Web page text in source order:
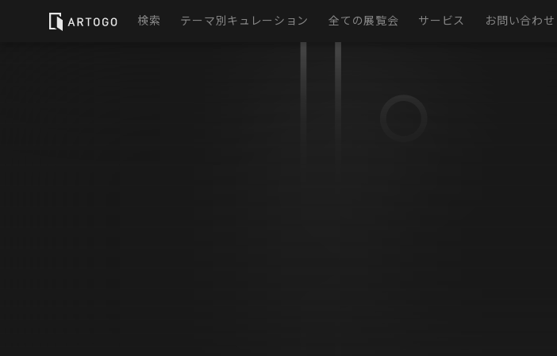
検索 テーマ別キュレーション 全ての展覧会 サービス お問い合わせ